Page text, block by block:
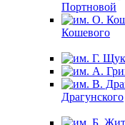
Портновой
Кошевого
Драгунского